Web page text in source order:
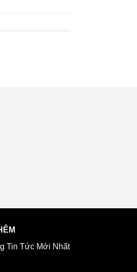
Tin Tức Mới Nhất